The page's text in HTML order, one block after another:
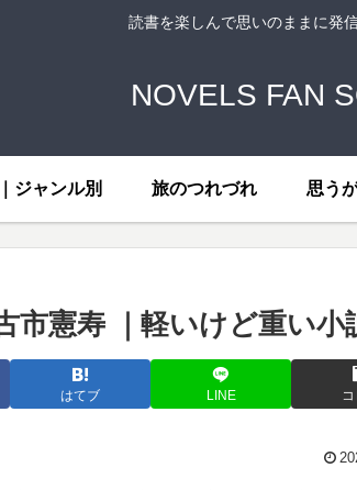
読書を楽しんで思いのままに発
NOVELS FAN
ジャンル別 旅のつれづれ 思う
市憲寿 ｜軽いけど重い小
はてブ LINE